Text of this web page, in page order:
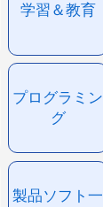
学習＆教育
プログラミン
グ
製品ソフト一